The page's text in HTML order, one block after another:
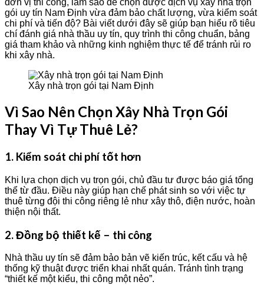
đơn vị thi công, làm sao để chọn được dịch vụ xây nhà trọn
gói uy tín Nam Định vừa đảm bảo chất lượng, vừa kiểm soát
chi phí và tiến độ? Bài viết dưới đây sẽ giúp bạn hiểu rõ tiêu
chí đánh giá nhà thầu uy tín, quy trình thi công chuẩn, bảng
giá tham khảo và những kinh nghiệm thực tế để tránh rủi ro
khi xây nhà.
Xây nhà trọn gói tại Nam Định
Vì Sao Nên Chọn Xây Nhà Trọn Gói
Thay Vì Tự Thuê Lẻ?
1. Kiểm soát chi phí tốt hơn
Khi lựa chọn dịch vụ trọn gói, chủ đầu tư được báo giá tổng
thể từ đầu. Điều này giúp hạn chế phát sinh so với việc tự
thuê từng đội thi công riêng lẻ như xây thô, điện nước, hoàn
thiện nội thất.
2. Đồng bộ thiết kế – thi công
Nhà thầu uy tín sẽ đảm bảo bản vẽ kiến trúc, kết cấu và hệ
thống kỹ thuật được triển khai nhất quán. Tránh tình trạng
“thiết kế một kiểu, thi công một nẻo”.